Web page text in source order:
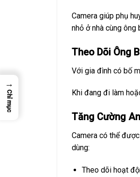
Camera giúp phụ
nhỏ ở nhà cùng
Theo Dõi Ông
Với gia đình có bố
Khi đang đi làm
Tăng Cường
Camera có thể
dùng:
Theo dõi hoạt
→
Chỉ mục